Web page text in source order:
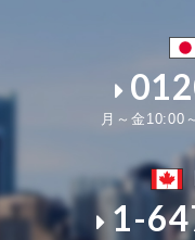
月～金10:00
1-